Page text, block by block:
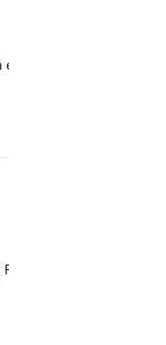
anhand ihrer
und wird daher oft